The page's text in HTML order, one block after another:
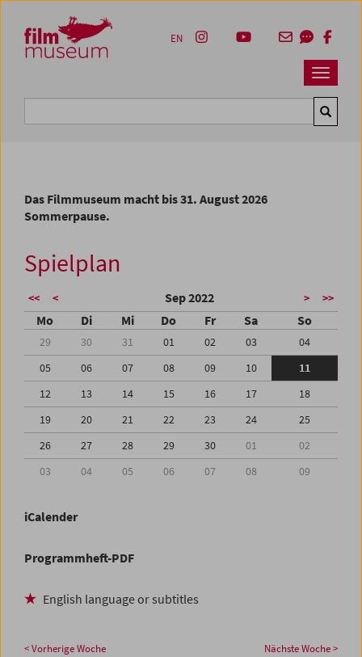
Zum Inhalt
Zum Hauptmenü
Zur Servicenavigation
Zum Suche
Navbar
EN
Das Filmmuseum macht bis 31. August 2026
Sommerpause.
Spielplan
<< < Sep 2022 > >>
Mo Di Mi Do Fr Sa So
29 30 31 01 02 03
04
05
06 07 08 09 10
11
12
13 14 15 16 17
18
19
20 21 22 23 24
25
26
27 28 29 30 01
02
03
04 05 06 07 08 09
iCalender
Programmheft-PDF
English language or subtitles
< Vorherige Woche Nächste Woche >